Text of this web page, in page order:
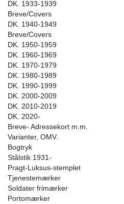
DK. 1933-1939
Breve/Covers
DK. 1940-1949
Breve/Covers
DK. 1950-1959
DK. 1960-1969
DK. 1970-1979
DK. 1980-1989
DK. 1990-1999
DK. 2000-2009
DK. 2010-2019
DK. 2020-
Breve- Adressekort m.m.
Varianter, OMV.
Bogtryk
Stålstik 1931-
Pragt-Luksus-stemplet
Tjenestemærker
Soldater frimærker
Portomærker